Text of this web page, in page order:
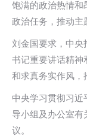
饱满的政治热情和
政治任务，推动主
刘金国要求，中央
书记重要讲话精神
和求真务实作风，
中央学习贯彻习近
导小组及办公室有
议。